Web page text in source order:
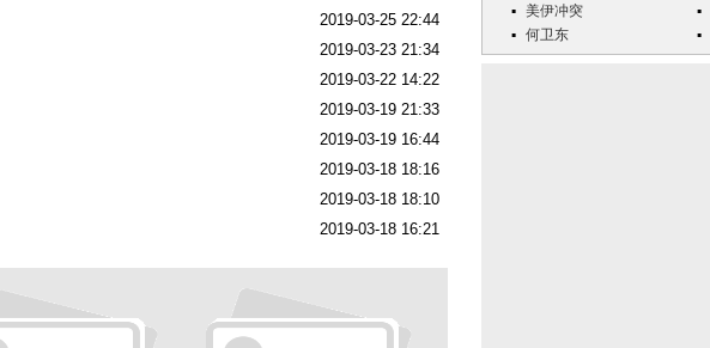
2019-03-25 22:44
2019-03-23 21:34
2019-03-22 14:22
2019-03-19 21:33
2019-03-19 16:44
2019-03-18 18:16
2019-03-18 18:10
2019-03-18 16:21
美伊冲突
何卫东